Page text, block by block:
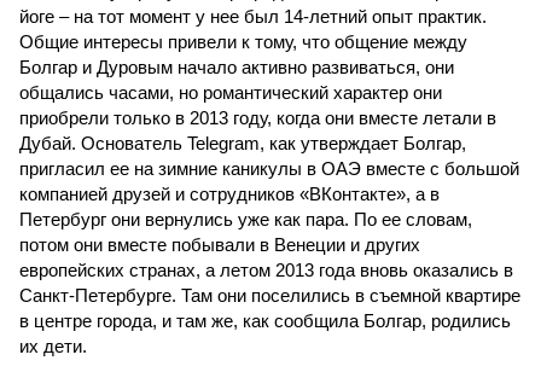
йоге – на тот момент у нее был 14-летний опыт практик.
Общие интересы привели к тому, что общение между
Болгар и Дуровым начало активно развиваться, они
общались часами, но романтический характер они
приобрели только в 2013 году, когда они вместе летали в
Дубай. Основатель Telegram, как утверждает Болгар,
пригласил ее на зимние каникулы в ОАЭ вместе с большой
компанией друзей и сотрудников «ВКонтакте», а в
Петербург они вернулись уже как пара. По ее словам,
потом они вместе побывали в Венеции и других
европейских странах, а летом 2013 года вновь оказались в
Санкт-Петербурге. Там они поселились в съемной квартире
в центре города, и там же, как сообщила Болгар, родились
их дети.